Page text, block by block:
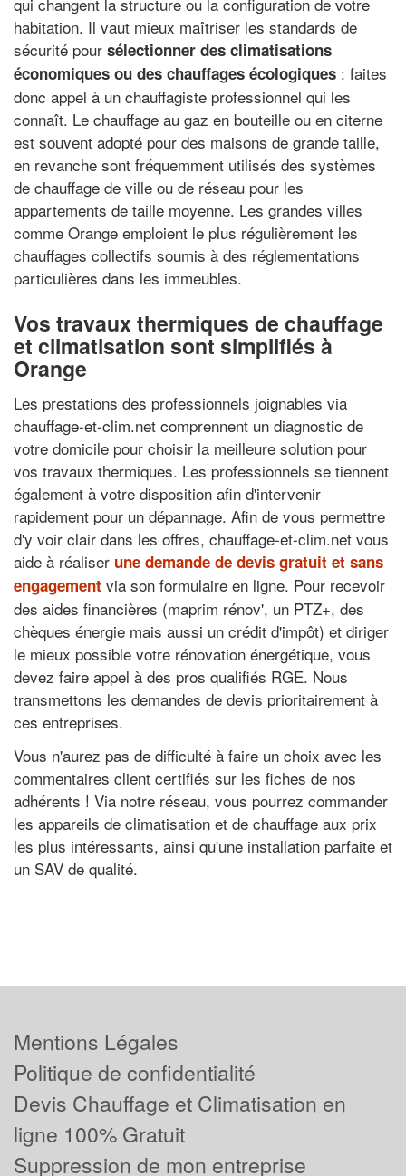
habitation. Il vaut mieux maîtriser les standards de
sécurité pour sélectionner des climatisations
économiques ou des chauffages écologiques : faites
donc appel à un chauffagiste professionnel qui les
connaît. Le chauffage au gaz en bouteille ou en citerne
est souvent adopté pour des maisons de grande taille,
en revanche sont fréquemment utilisés des systèmes
de chauffage de ville ou de réseau pour les
appartements de taille moyenne. Les grandes villes
comme Orange emploient le plus régulièrement les
chauffages collectifs soumis à des réglementations
particulières dans les immeubles.
Vos travaux thermiques de chauffage
et climatisation sont simplifiés à
Orange
Les prestations des professionnels joignables via
chauffage-et-clim.net comprennent un diagnostic de
votre domicile pour choisir la meilleure solution pour
vos travaux thermiques. Les professionnels se tiennent
également à votre disposition afin d'intervenir
rapidement pour un dépannage. Afin de vous permettre
d'y voir clair dans les offres, chauffage-et-clim.net vous
aide à réaliser une demande de devis gratuit et sans
engagement via son formulaire en ligne. Pour recevoir
des aides financières (maprim rénov', un PTZ+, des
chèques énergie mais aussi un crédit d'impôt) et diriger
le mieux possible votre rénovation énergétique, vous
devez faire appel à des pros qualifiés RGE. Nous
transmettons les demandes de devis prioritairement à
ces entreprises.
Vous n'aurez pas de difficulté à faire un choix avec les
commentaires client certifiés sur les fiches de nos
adhérents ! Via notre réseau, vous pourrez commander
les appareils de climatisation et de chauffage aux prix
les plus intéressants, ainsi qu'une installation parfaite et
un SAV de qualité.
Mentions Légales
Politique de confidentialité
Devis Chauffage et Climatisation en
ligne 100% Gratuit
Suppression de mon entreprise